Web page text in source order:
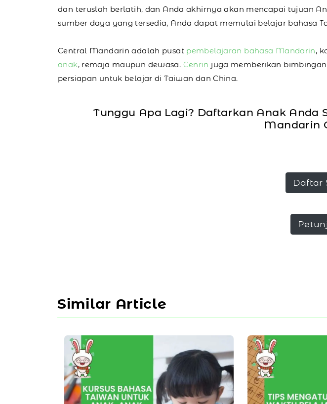
dan teruslah berlatih, dan Anda akhirnya akan mencapai tujuan
sumber daya yang tersedia, Anda dapat memulai belajar bahasa
Central Mandarin adalah pusat pembelajaran bahasa Mandarin,
anak, remaja maupun dewasa. Cenrin juga memberikan
persiapan untuk belajar di Taiwan dan China.
Tunggu Apa Lagi? Daftarkan Anak Anda
Mandarin
Daftar
Similar Article